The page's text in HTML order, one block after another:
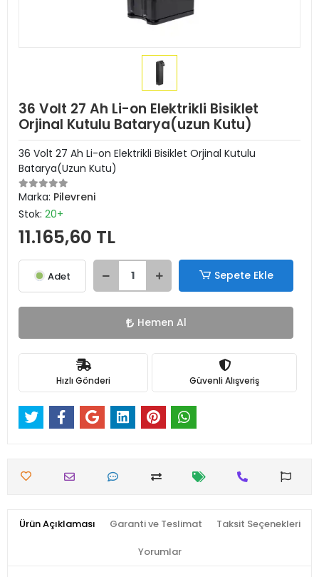
36 Volt 27 Ah Li-on Elektrikli Bisiklet
Orjinal Kutulu Batarya(uzun Kutu)
36 Volt 27 Ah Li-on Elektrikli Bisiklet Orjinal Kutulu
Batarya(Uzun Kutu)
Marka: Pilevreni
Stok: 20+
11.165,60 TL
Adet Sepete Ekle
Hemen Al
Hızlı Gönderi Güvenli Alışveriş
Ürün Açıklaması Garanti ve Teslimat Taksit Seçenekleri
Yorumlar